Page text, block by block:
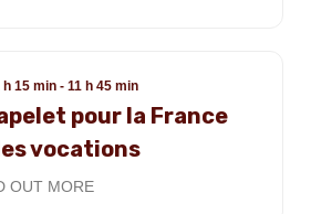
h 15 min - 11 h 45 min
pour la France
vocations
OUT MORE